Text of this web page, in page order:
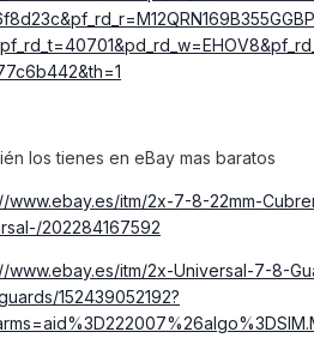
los tienes en eBay mas baratos
www.ebay.es/itm/2x-7-8-22mm-
202284167592
www.ebay.es/itm/2x-Universal-7-8-
152439052192?